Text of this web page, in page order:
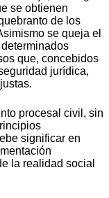
se obtienen
de los
se queja el
que, concebidos
jurídica,
procesal civil, sin
significar en
la realidad social